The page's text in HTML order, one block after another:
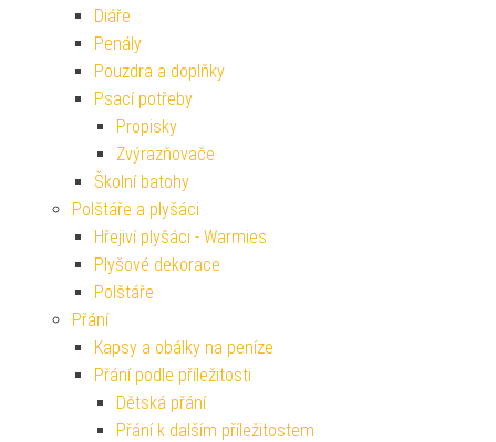
Diáře
Penály
Pouzdra a doplňky
Psací potřeby
Propisky
Zvýrazňovače
Školní batohy
Polštáře a plyšáci
Hřejiví plyšáci - Warmies
Plyšové dekorace
Polštáře
Přání
Kapsy a obálky na peníze
Přání podle příležitosti
Dětská přání
Přání k dalším příležitostem